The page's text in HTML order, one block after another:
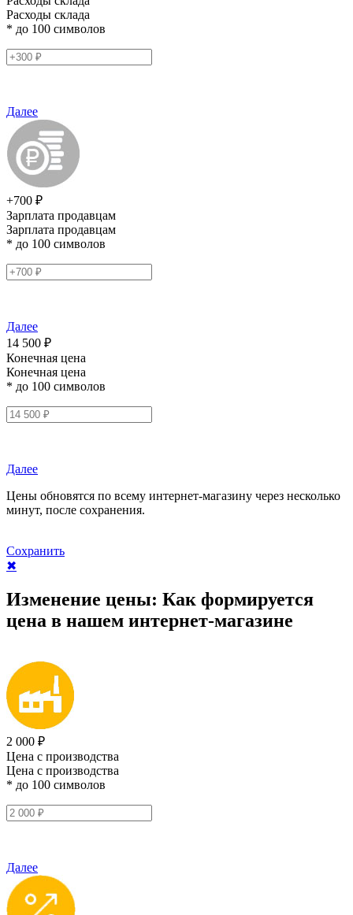
Расходы склада
* до 100 символов
Далее
+700 ₽
Зарплата продавцам
Зарплата продавцам
* до 100 символов
Далее
14 500 ₽
Конечная цена
Конечная цена
* до 100 символов
Далее
Цены обновятся по всему интернет-магазину через несколько
минут, после сохранения.
Сохранить
✖
Изменение цены: Как формируется
цена в нашем интернет-магазине
2 000 ₽
Цена с производства
Цена с производства
* до 100 символов
Далее